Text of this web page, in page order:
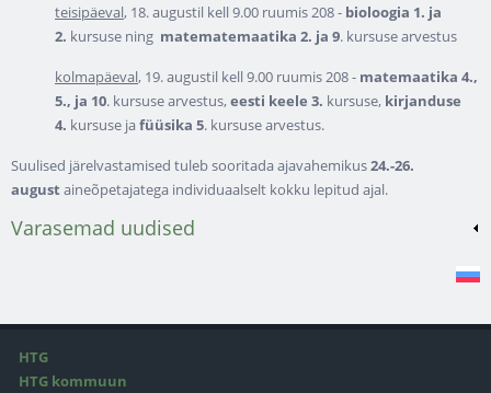
teisipäeval, 18. augustil kell 9.00 ruumis 208 - bioloogia 1. ja
2. kursuse ning matematemaatika 2. ja 9. kursuse arvestus
kolmapäeval, 19. augustil kell 9.00 ruumis 208 - matemaatika 4.,
5., ja 10. kursuse arvestus,eesti keele 3. kursuse, kirjanduse
4. kursuse jafüüsika 5. kursuse arvestus.
Suulised järelvastamised tuleb sooritada ajavahemikus24.-26.
august aineõpetajatega individuaalselt kokku lepitud ajal.
Varasemad uudised
HTG
HTG kommuun